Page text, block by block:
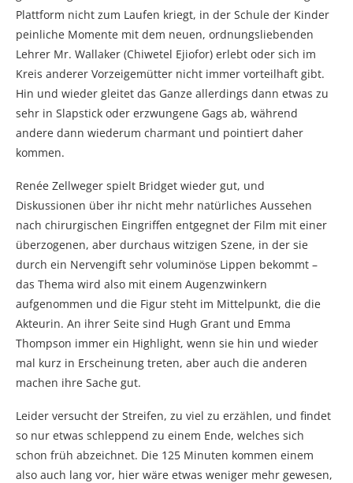
Plattform nicht zum Laufen kriegt, in der Schule der Kinder
peinliche Momente mit dem neuen, ordnungsliebenden
Lehrer Mr. Wallaker (Chiwetel Ejiofor) erlebt oder sich im
Kreis anderer Vorzeigemütter nicht immer vorteilhaft gibt.
Hin und wieder gleitet das Ganze allerdings dann etwas zu
sehr in Slapstick oder erzwungene Gags ab, während
andere dann wiederum charmant und pointiert daher
kommen.
Renée Zellweger spielt Bridget wieder gut, und
Diskussionen über ihr nicht mehr natürliches Aussehen
nach chirurgischen Eingriffen entgegnet der Film mit einer
überzogenen, aber durchaus witzigen Szene, in der sie
durch ein Nervengift sehr voluminöse Lippen bekommt –
das Thema wird also mit einem Augenzwinkern
aufgenommen und die Figur steht im Mittelpunkt, die die
Akteurin. An ihrer Seite sind Hugh Grant und Emma
Thompson immer ein Highlight, wenn sie hin und wieder
mal kurz in Erscheinung treten, aber auch die anderen
machen ihre Sache gut.
Leider versucht der Streifen, zu viel zu erzählen, und findet
so nur etwas schleppend zu einem Ende, welches sich
schon früh abzeichnet. Die 125 Minuten kommen einem
also auch lang vor, hier wäre etwas weniger mehr gewesen,